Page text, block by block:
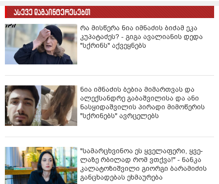
ოპე­რა­ცია ჩა­ტარ­და ვე­ნის ერთ-ერთ ბი­ნა­ში, რო­მელ­საც
პრო­კუ­რა­ტუ­რა "სის­ხლი­ან და ან­ტი­სა­ნი­ტა­რი­ულ“ გა­რე­
მოდ აღ­წერ­და. პრო­ცე­დუ­რა ქალს 1 500 ევრო და­უჯ­და.
ავ­სტრი­ე­ლი სპე­ცი­ა­ლის­ტე­ბი ამ პრო­ცე­დუ­რას მი­ნი­მუმ
8000 ევ­როდ აკე­თე­ბენ.
ასევე დაგაინტერესებთ
რა მისწერა ნია იმნაძის ბიძამ ეკა
კუპატაძეს? - გიგა ავალიანის დედა
"სქრინს" აქვეყნებს
ნია იმნაძის ბებია მიმართვას და
ალექსანდრე გაბაშვილისა და ანი
ნასყიდაშვილის პირადი მიმოწერის
"სქრინებს" ავრცელებს
"სა­მარ­ცხვი­ნოა ეს ყვე­ლა­ფე­რი, ყვე­
ლა­ზე რბი­ლად რომ ვთქვა!" - ნანკა
კალატოზიშვილი გიორგი ბარამიძის
განცხადებას ეხმაურება